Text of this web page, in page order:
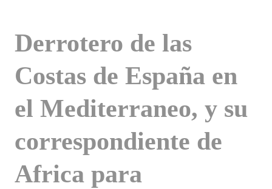
Derrotero de las
Costas de España en
el Mediterraneo, y su
correspondiente de
Africa para